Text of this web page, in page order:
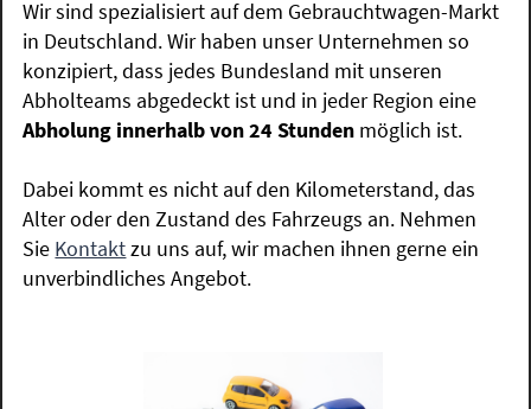
Wir sind spezialisiert auf dem Gebrauchtwagen-Markt
in Deutschland. Wir haben unser Unternehmen so
konzipiert, dass jedes Bundesland mit unseren
Abholteams abgedeckt ist und in jeder Region eine
Abholung innerhalb von 24 Stunden möglich ist.
Dabei kommt es nicht auf den Kilometerstand, das
Alter oder den Zustand des Fahrzeugs an. Nehmen
Sie Kontaktzu uns auf, wir machen ihnen gerne ein
unverbindliches Angebot.